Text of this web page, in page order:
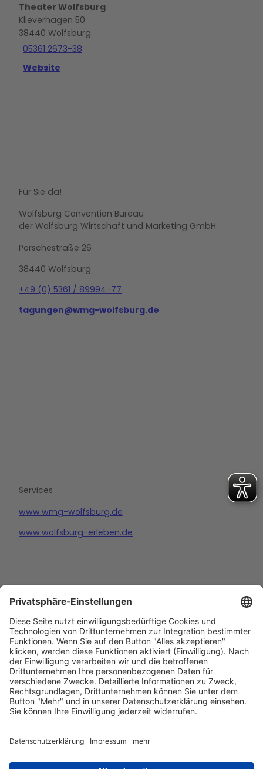
Theater Wolfsburg
Klieverhagen 50
38440 Wolfsburg
05361 2673-38
Website
Für Sie da!
Wolfsburg Convention Bureau
der Wolfsburg Wirtschaft und Marketing GmbH
Porschestraße 26
38440 Wolfsburg
+49 (0) 5361 / 89994-77
tagungen@wmg-wolfsburg.de
Services
www.wmg-wolfsburg.de
www.wolfsburg-erleben.de
Datenschutz
AGB